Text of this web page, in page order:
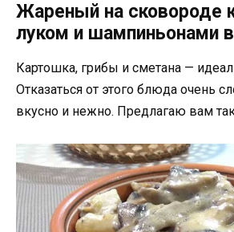
Жареный на сковороде
луком и шампиньонами
Картошка, грибы и сметана —
Отказаться от этого блюда очень
вкусно и нежно. Предлагаю вам